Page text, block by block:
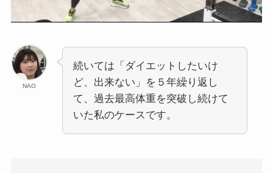
NAO
続いては「ダイエットしたいけ
ど、出来ない」を５年繰り返し
て、過去最高体重を突破し続けて
いた私のケースです。